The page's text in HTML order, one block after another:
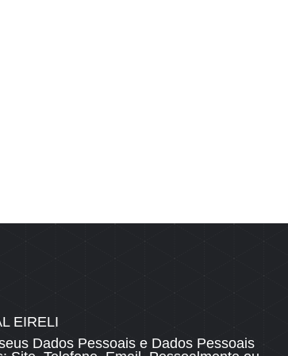
EIRELI
Dados Pessoais e Dados Pessoais
/ Locatário